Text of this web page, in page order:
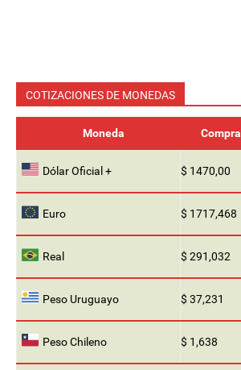
COTIZACIONES DE MONEDAS
Moneda Compra
Dólar Oficial + $ 1470,00
Euro $ 1717,468
Real $ 291,032
Peso Uruguayo $ 37,231
Peso Chileno $ 1,638